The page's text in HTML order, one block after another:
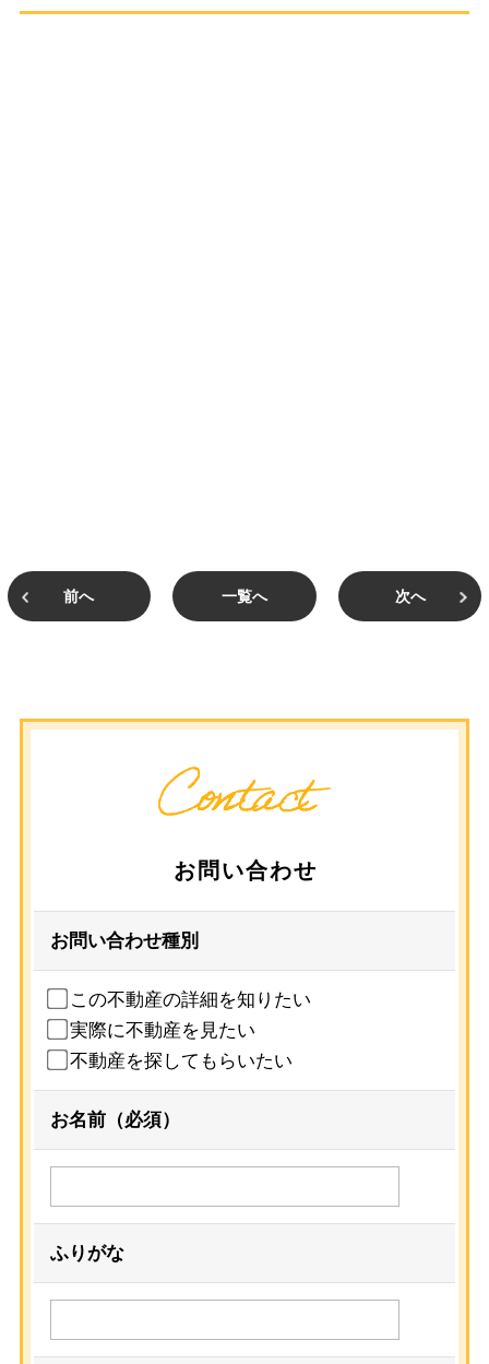
前へ 一覧へ 次へ
お問い合わせ
お問い合わせ種別
この不動産の詳細を知りたい
実際に不動産を見たい
不動産を探してもらいたい
お名前（必須）
ふりがな